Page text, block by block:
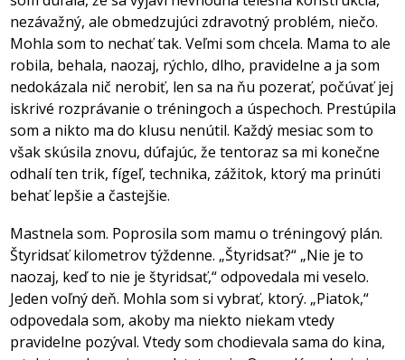
nezávažný, ale obmedzujúci zdravotný problém, niečo.
Mohla som to nechať tak. Veľmi som chcela. Mama to ale
robila, behala, naozaj, rýchlo, dlho, pravidelne a ja som
nedokázala nič nerobiť, len sa na ňu pozerať, počúvať jej
iskrivé rozprávanie o tréningoch a úspechoch. Prestúpila
som a nikto ma do klusu nenútil. Každý mesiac som to
však skúsila znovu, dúfajúc, že tentoraz sa mi konečne
odhalí ten trik, fígeľ, technika, zážitok, ktorý ma prinúti
behať lepšie a častejšie.
Mastnela som. Poprosila som mamu o tréningový plán.
Štyridsať kilometrov týždenne. „Štyridsať?“ „Nie je to
naozaj, keď to nie je štyridsať,“ odpovedala mi veselo.
Jeden voľný deň. Mohla som si vybrať, ktorý. „Piatok,“
odpovedala som, akoby ma niekto niekam vtedy
pravidelne pozýval. Vtedy som chodievala sama do kina,